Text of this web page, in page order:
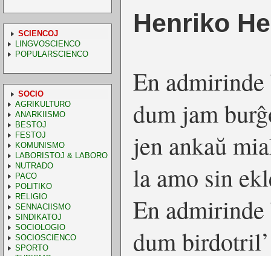
SCIENCOJ
LINGVOSCIENCO
POPULARSCIENCO
SOCIO
AGRIKULTURO
ANARKIISMO
BESTOJ
FESTOJ
KOMUNISMO
LABORISTOJ & LABORO
NUTRADO
PACO
POLITIKO
RELIGIO
SENNACIISMO
SINDIKATOJ
SOCIOLOGIO
SOCIOSCIENCO
SPORTO
Henriko
En admirinde
dum jam
jen ankaŭ
la amo sin
En admirinde
dum